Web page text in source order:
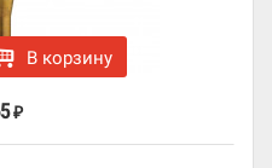
В корзину
₽